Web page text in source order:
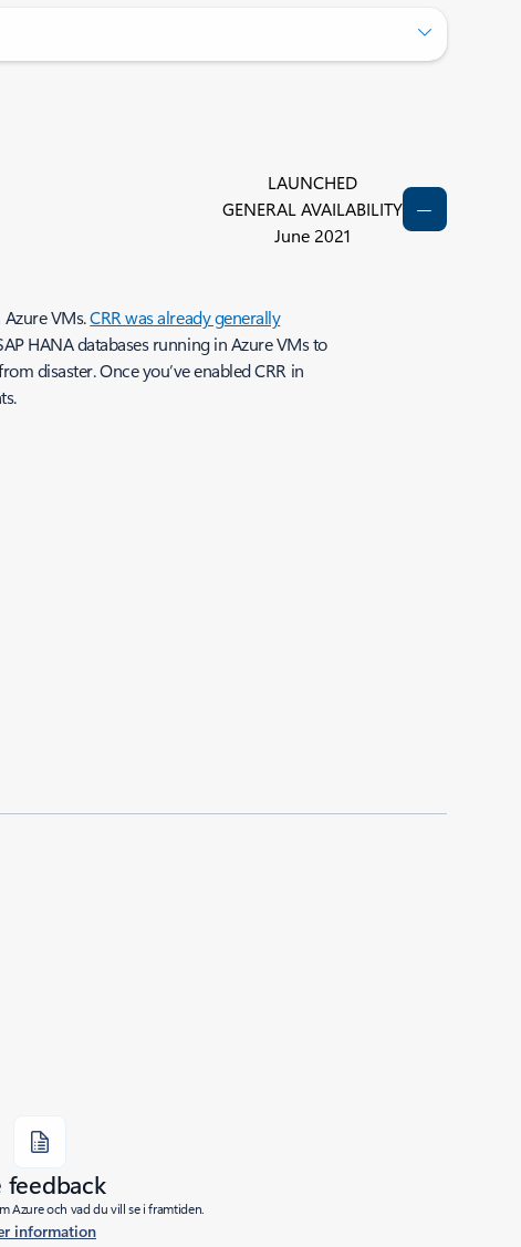
LAUNCHED
GENERAL AVAILABILITY
June 2021
VMs.CRR was already generally
HANA databases running in Azure VMs to
disaster. Once you’ve enabled CRR in
feedback
Azure och vad du vill se i framtiden.
information